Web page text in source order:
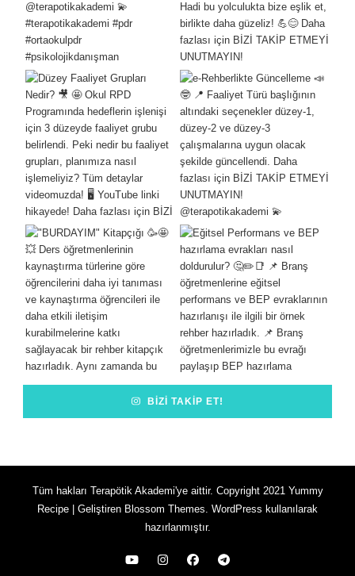
BIZI TAKIP ET!
Tüm hakları Terapötik Akademi'ye aittir. Copyright 2021 Yummy
Recipe | Geliştiren Blossom Themes WordPress kullanılarak
hazırlanmıştır.